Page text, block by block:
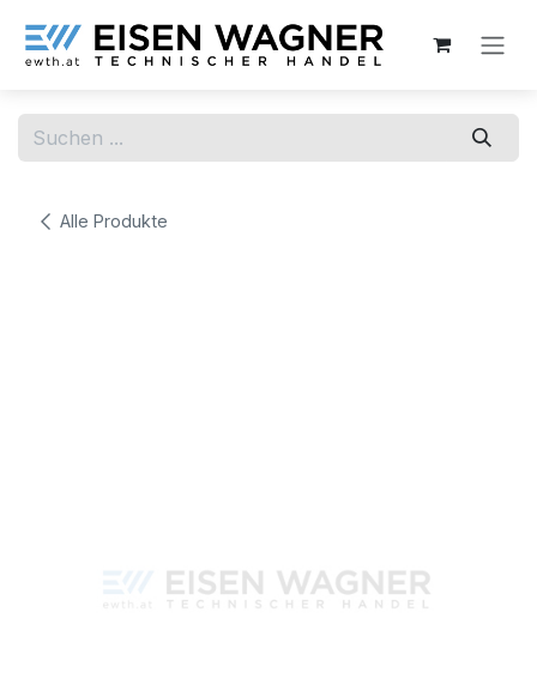
Alle Produkte